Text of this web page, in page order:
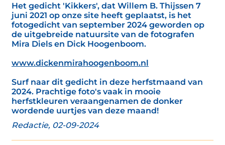
Het gedicht 'Kikkers', dat Willem B. Thijssen 7
juni 2021 op onze site heeft geplaatst, is het
fotogedicht van september 2024 geworden op
de uitgebreide natuursite van de fotografen
Mira Diels en Dick Hoogenboom.
www.dickenmirahoogenboom.nl
Surf naar dit gedicht in deze herfstmaand van
2024. Prachtige foto's vaak in mooie
herfstkleuren veraangenamen de donker
wordende uurtjes van deze maand!
Redactie, 02-09-2024